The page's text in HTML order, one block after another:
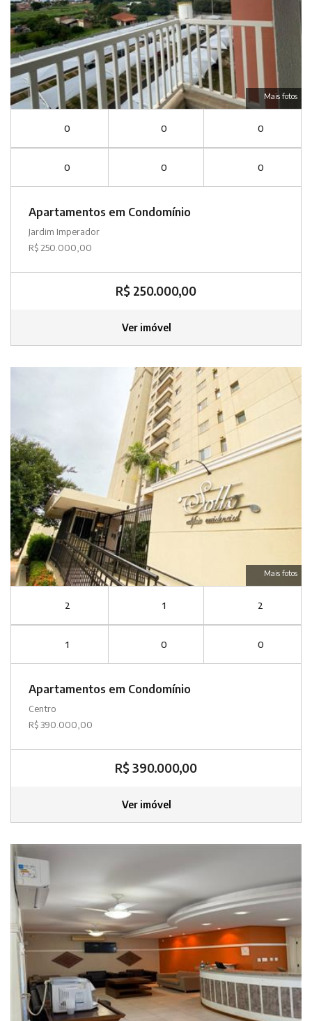
Mais fotos
0 0 0
0 0 0
Apartamentos em Condomínio
Jardim Imperador
R$ 250.000,00
R$ 250.000,00
Ver imóvel
Mais fotos
2 1 2
1 0 0
Apartamentos em Condomínio
Centro
R$ 390.000,00
R$ 390.000,00
Ver imóvel